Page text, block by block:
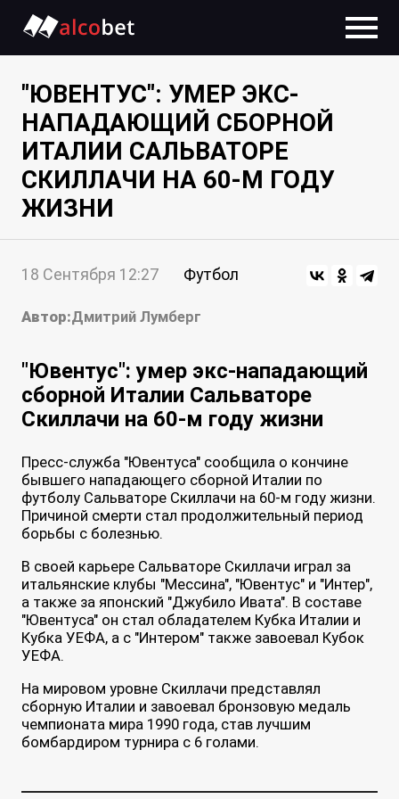
"ЮВЕНТУС": УМЕР ЭКС-
НАПАДАЮЩИЙ СБОРНОЙ
ИТАЛИИ САЛЬВАТОРЕ
СКИЛЛАЧИ НА 60-М ГОДУ
ЖИЗНИ
18 Сентября 12:27 Футбол
Автор:Дмитрий Лумберг
"Ювентус": умер экс-нападающий
сборной Италии Сальваторе
Скиллачи на 60-м году жизни
Пресс-служба "Ювентуса" сообщила о кончине
бывшего нападающего сборной Италии по
футболу Сальваторе Скиллачи на 60-м году жизни.
Причиной смерти стал продолжительный период
борьбы с болезнью.
В своей карьере Сальваторе Скиллачи играл за
итальянские клубы "Мессина", "Ювентус" и "Интер",
а также за японский "Джубило Ивата". В составе
"Ювентуса" он стал обладателем Кубка Италии и
Кубка УЕФА, а с "Интером" также завоевал Кубок
УЕФА.
На мировом уровне Скиллачи представлял
сборную Италии и завоевал бронзовую медаль
чемпионата мира 1990 года, став лучшим
бомбардиром турнира с 6 голами.